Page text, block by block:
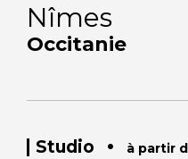
Nîmes
Occitanie
Studio • à partir